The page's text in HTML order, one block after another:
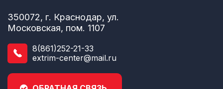
350072, г. Краснодар, ул.
Московская, пом. 1107
8(861)252-21-33
extrim-center@mail.ru